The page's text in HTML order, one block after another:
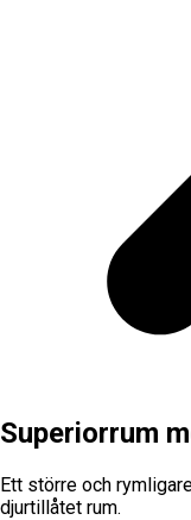
Superiorrum
Ett större och
djurtillåtet rum.